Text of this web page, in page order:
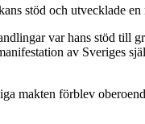
stöd och utvecklade en
var hans stöd till
av Sveriges
makten förblev